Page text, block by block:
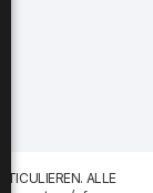
ALLE